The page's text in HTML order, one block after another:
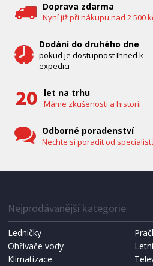
NÁHRADNÍ SÁČKY DO VYSAVAČE
Koma KRA-SB02S (Multi
Doprava zdarma
Nyní již při nákupu nad 2 500
Dodání do druhého dne
pokud je dostupnost Ihned k
expedici
let na trhu
Máme zkušenosti a historii
Odborné poradenství
Nechte si poradit od
Nejprodávanější kategorie
Ledničky
Ohřívače vody
Klimatizace